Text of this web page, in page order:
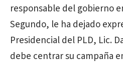
responsable del gobierno
Segundo, le ha dejado
Presidencial del PLD, Lic.
debe centrar su campaña